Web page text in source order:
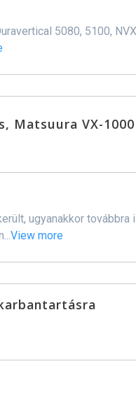
5080, 5100,
Matsuura VX-1000
ugyanakkor
View more